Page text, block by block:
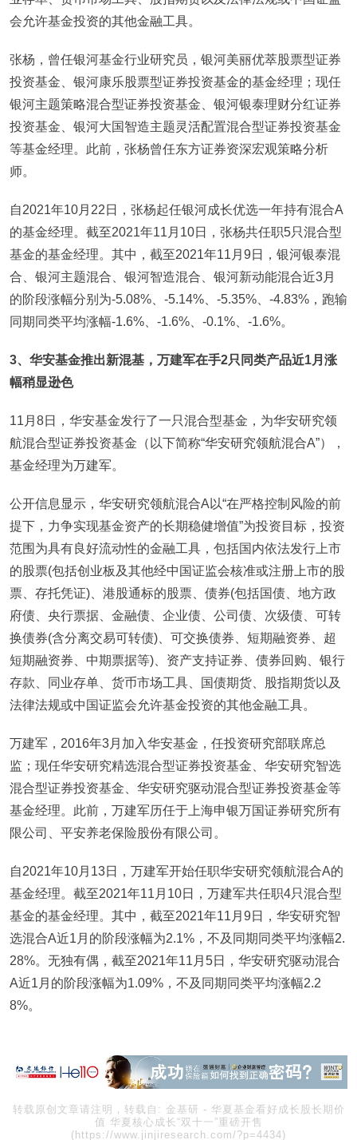
会允许基金投资的其他金融工具。
张杨，曾任银河基金行业研究员，银河美丽优萃股票型证券
投资基金、银河康乐股票型证券投资基金的基金经理；现任
银河主题策略混合型证券投资基金、银河银泰理财分红证券
投资基金、银河大国智造主题灵活配置混合型证券投资基金
等基金经理。此前，张杨曾任东方证券资深宏观策略分析
师。
自2021年10月22日，张杨起任银河成长优选一年持有混合A
的基金经理。截至2021年11月10日，张杨共任职5只混合型
基金的基金经理。其中，截至2021年11月9日，银河银泰混
合、银河主题混合、银河智造混合、银河新动能混合近3月
的阶段涨幅分别为-5.08%、-5.14%、-5.35%、-4.83%，跑输
同期同类平均涨幅-1.6%、-1.6%、-0.1%、-1.6%。
3、华安基金推出新混基，万建军在手2只同类产品近1月涨
幅稍显逊色
11月8日，华安基金发行了一只混合型基金，为华安研究领
航混合型证券投资基金（以下简称“华安研究领航混合A”），
基金经理为万建军。
公开信息显示，华安研究领航混合A以“在严格控制风险的前
提下，力争实现基金资产的长期稳健增值”为投资目标，投资
范围为具有良好流动性的金融工具，包括国内依法发行上市
的股票(包括创业板及其他经中国证监会核准或注册上市的股
票、存托凭证)、港股通标的股票、债券(包括国债、地方政
府债、央行票据、金融债、企业债、公司债、次级债、可转
换债券(含分离交易可转债)、可交换债券、短期融资券、超
短期融资券、中期票据等)、资产支持证券、债券回购、银行
存款、同业存单、货币市场工具、国债期货、股指期货以及
法律法规或中国证监会允许基金投资的其他金融工具。
万建军，2016年3月加入华安基金，任投资研究部联席总
监；现任华安研究精选混合型证券投资基金、华安研究智选
混合型证券投资基金、华安研究驱动混合型证券投资基金等
基金经理。此前，万建军历任于上海申银万国证券研究所有
限公司、平安养老保险股份有限公司。
自2021年10月13日，万建军开始任职华安研究领航混合A的
基金经理。截至2021年11月10日，万建军共任职4只混合型
基金的基金经理。其中，截至2021年11月9日，华安研究智
选混合A近1月的阶段涨幅为2.1%，不及同期同类平均涨幅2.
28%。无独有偶，截至2021年11月5日，华安研究驱动混合
A近1月的阶段涨幅为1.09%，不及同期同类平均涨幅2.2
8%。
转载原创文章请注明，转载自: 金基研 - 华夏基金看好成长股长期价
值 华夏核心成长“双十一”重磅开售
(https://www.jinjiresearch.com/?p=4434)